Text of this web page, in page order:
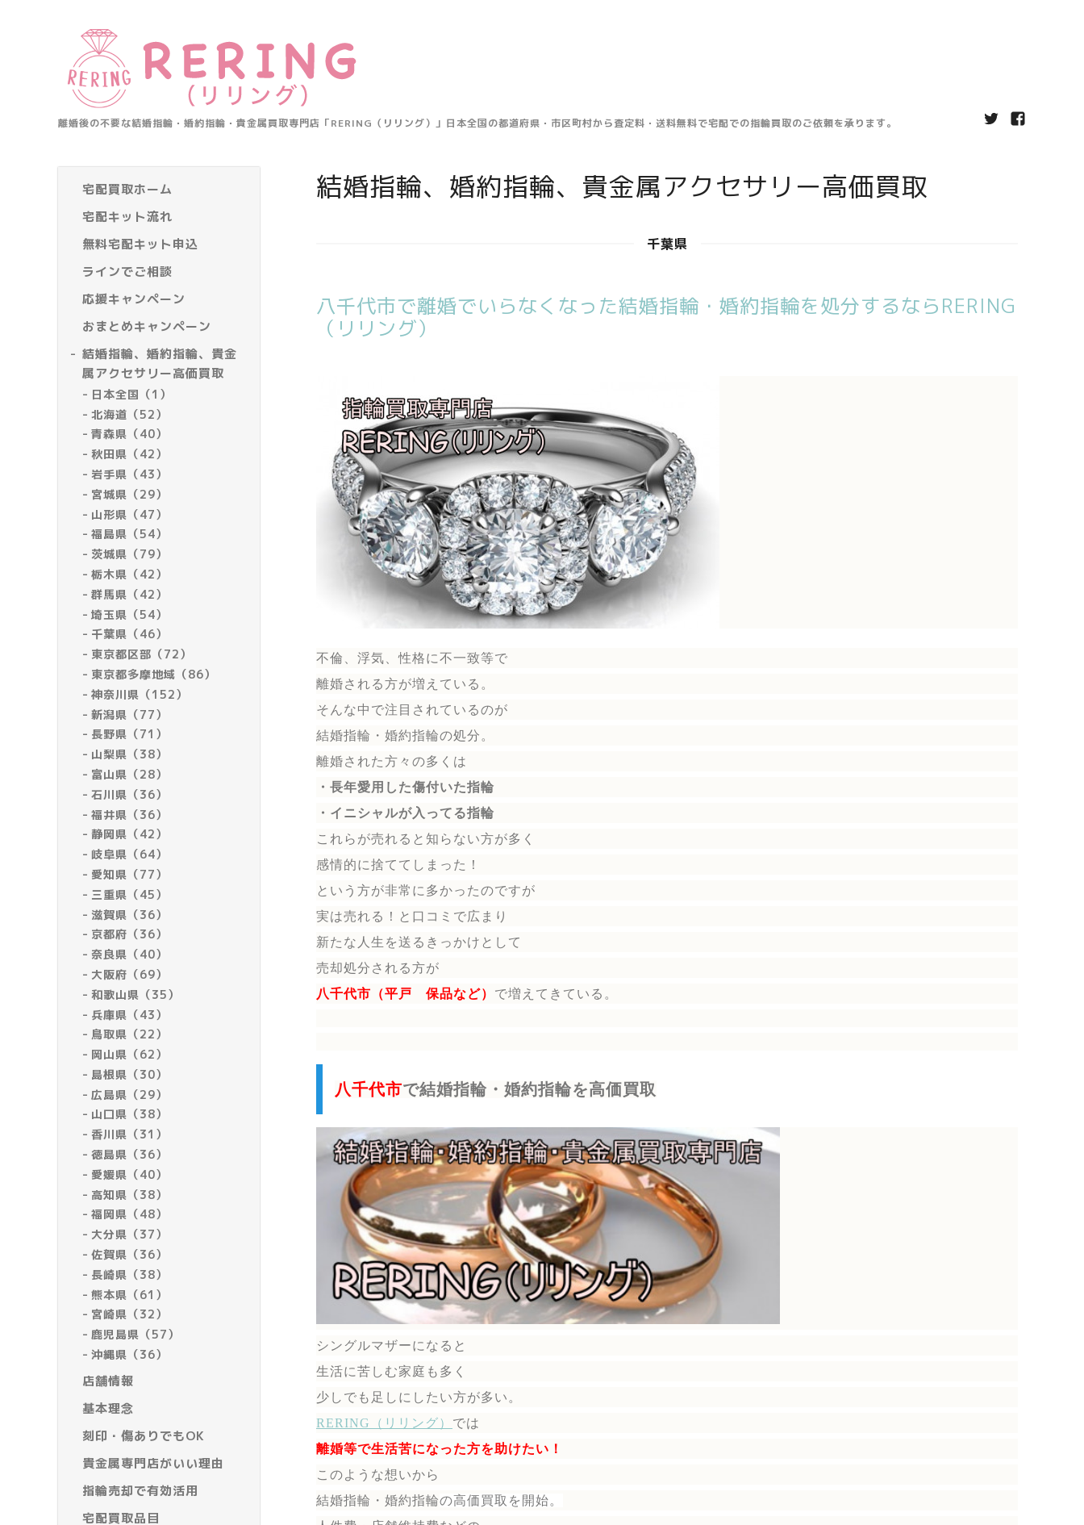
離婚後の不要な結婚指輪・婚約指輪・貴金属買取専門店「RERING（リリング）」日本全国の都道府県・市区町村から査定料・送料無料で宅配での指輪買取のご依頼を承ります。
宅配買取ホーム
宅配キット流れ
無料宅配キット申込
ラインでご相談
応援キャンペーン
おまとめキャンペーン
結婚指輪、婚約指輪、貴金
属アクセサリー高価買取
日本全国（1）
北海道（52）
青森県（40）
秋田県（42）
岩手県（43）
宮城県（29）
山形県（47）
福島県（54）
茨城県（79）
栃木県（42）
群馬県（42）
埼玉県（54）
千葉県（46）
東京都区部（72）
東京都多摩地域（86）
神奈川県（152）
新潟県（77）
長野県（71）
山梨県（38）
富山県（28）
石川県（36）
福井県（36）
静岡県（42）
岐阜県（64）
愛知県（77）
三重県（45）
滋賀県（36）
京都府（36）
奈良県（40）
大阪府（69）
和歌山県（35）
兵庫県（43）
鳥取県（22）
岡山県（62）
島根県（30）
広島県（29）
山口県（38）
香川県（31）
徳島県（36）
愛媛県（40）
高知県（38）
福岡県（48）
大分県（37）
佐賀県（36）
長崎県（38）
熊本県（61）
宮崎県（32）
鹿児島県（57）
沖縄県（36）
店舗情報
基本理念
刻印・傷ありでもOK
貴金属専門店がいい理由
指輪売却で有効活用
宅配買取品目
結婚指輪、婚約指輪、貴金属アクセサリー高価買取
千葉県
八千代市で離婚でいらなくなった結婚指輪・婚約指輪を処分するならRERING
（リリング）
不倫、浮気、性格に不一致等で
離婚される方が増えている。
そんな中で注目されているのが
結婚指輪 ・婚約指輪の処分。
離婚された方々の多くは
・長年愛用した傷付いた指輪
・イニシャルが入ってる指輪
これらが売れると知らない方が多く
感情的に捨ててしまった！
という方が非常に多かったのですが
実は売れる！と口コミで広まり
新たな人生を送る きっかけとして
売却処分される方が
八千代市（平戸 保品など） で増えてきている。
八千代市で結婚指輪・婚約指輪を高価買取
シングルマザーになると
生活に苦しむ家庭も多く
少しでも足しにしたい方が多い。
RERING（リリング） では
離婚等で生活苦になった方を助けたい！
このような想いから
結婚指輪・婚約指輪の高価買取を開始。